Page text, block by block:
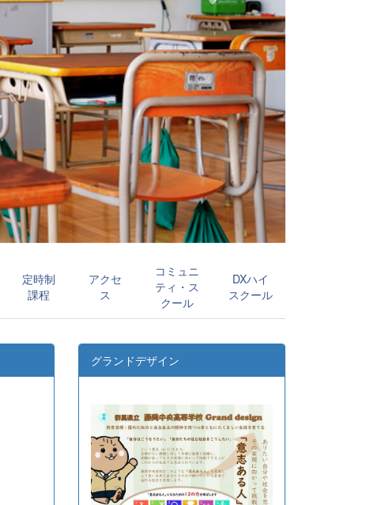
定時制
課程
アクセ
ス
コミュニ
ティ・ス
クール
DXハイ
スクール
グランドデザイン